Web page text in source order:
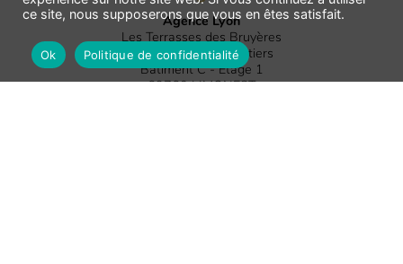
Agence Lyon
Les Terrasses des Bruyères
314 Allée des Noisetiers
Bâtiment C - Etage 1
69760 LIMONEST
ce site, nous supposerons que vous en êtes satisfait.
Ok Politique de confidentialité